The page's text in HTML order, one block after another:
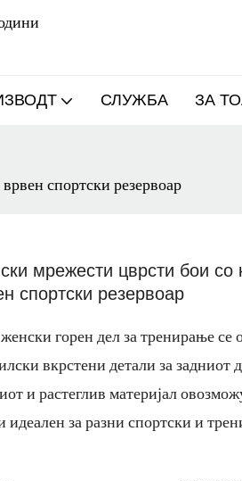
СЛУЖБА ЗА
спортски резервоар
мрежести цврсти бои со
спортски резервоар
горен дел за тренирање се
вкрстени детали за
и растеглив материјал
идеален за разни спортски и